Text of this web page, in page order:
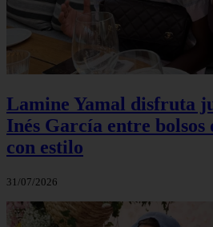
Lamine Yamal disfruta
Inés García entre
con estilo
31/07/2026